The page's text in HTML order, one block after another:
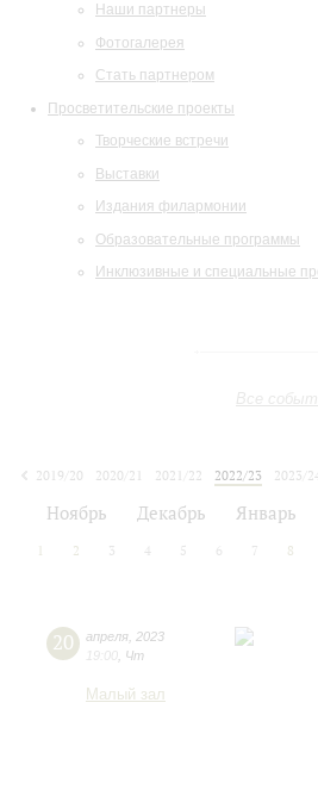
Наши партнеры
Фотогалерея
Стать партнером
Просветительские проекты
Творческие встречи
Выставки
Издания филармонии
Образовательные программы
Инклюзивные и специальные
Все
2019/20
2020/21 2021/22 2022/23
2023/
Ноябрь Декабрь Январь
1 2 3 4 5 6 7 8
20 апреля 2023
19:00 Чт
Малый зал